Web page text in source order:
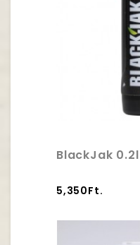
BlackJak 0.2l
5,350Ft.